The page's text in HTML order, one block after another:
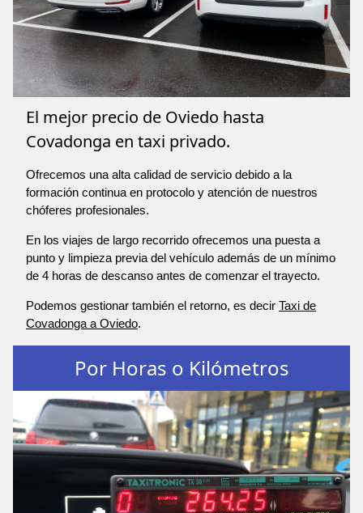
El mejor precio de Oviedo hasta
Covadonga en taxi privado.
Ofrecemos una alta calidad de servicio debido a la
formación continua en protocolo y atención de nuestros
chóferes profesionales.
En los viajes de largo recorrido ofrecemos una puesta a
punto y limpieza previa del vehículo además de un mínimo
de 4 horas de descanso antes de comenzar el trayecto.
Podemos gestionar también el retorno, es decir Taxi de
Covadonga a Oviedo.
Por Horas o Kilómetros